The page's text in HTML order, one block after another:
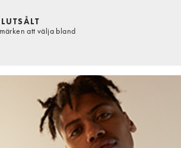
att välja bland